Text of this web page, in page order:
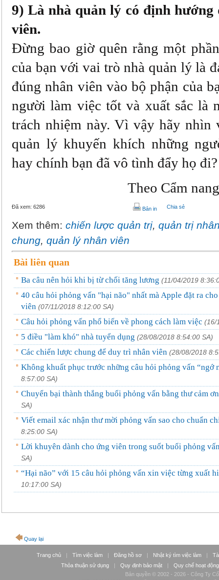
9) Là nhà quản lý có định
viên.
Đừng bao giờ quên rằng một
của bạn với vai trò nhà quản lý là
đúng nhân viên vào bộ phận của
người làm việc tốt và xuất sắc là
trách nhiệm này. Vì vậy hãy nhìn
quản lý khuyến khích những
hay chính bạn đã vô tình đẩy họ đi?
Theo Cẩm
Đã xem: 6286 Bản in Chia sẻ
Xem thêm: chiến lược quản trị, quản trị
chung, quản lý nhân viên
Bài liên quan
Ba câu nên hỏi khi bị từ chối tăng lương (11/04/2019
40 câu hỏi phỏng vấn "hại não" nhất mà Apple đặt ra
viên (07/11/2018 8:12:00 SA)
Câu hỏi phỏng vấn phổ biến về phong cách làm việc (16/
5 điều "làm khó" nhà tuyển dụng (28/08/2018 8:54:00 SA)
Các chiến lược chung để duy trì nhân viên (28/08/2018
Không khuất phục trước những câu hỏi phỏng vấn “ngớ
8:57:00 SA)
Chuyển bại thành thắng buổi phỏng vấn bằng thư cảm ơn
SA)
Viết email xác nhận thư mời phỏng vấn sao cho chuẩn
8:25:00 SA)
Lời khuyên dành cho ứng viên trong suốt buổi phỏng
SA)
“Hại não” với 15 câu hỏi phỏng vấn xin việc từng xuất
10:17:00 SA)
Quay lại
Trang chủ | Tìm việc làm | Đăng hồ sơ | Nhật ký tìm việc làm |
Thỏa thuận sử dụng
| Quy định bảo mật |
Quy chế hoạt động
Bản quyền © 2002 - 2026 - Công Ty